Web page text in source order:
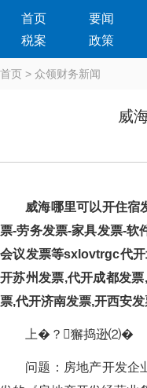
首页 要闻
税案
政策
首页 > 众领财务新闻
威
威海哪里可以开住宿
票-劳务发票-家具发票-软
会议发票等sxlovtrgc代开
开苏州发票,代开成都发
票,代开济南发票,开西安
上�？獬捣逊⑵�
问题：房地产开发企